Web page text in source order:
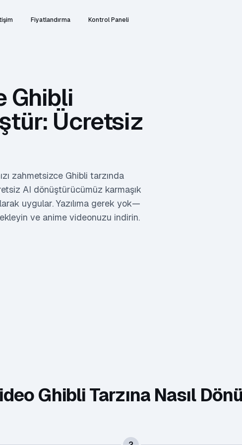
Fiyatlandırma Kontrol Paneli
Ghibli
Ücretsiz
zahmetsizce Ghibli tarzında
AI dönüştürücümüz karmaşık
uygular. Yazılıma gerek yok—
ve anime videonuzu indirin.
Ghibli Tarzına Nasıl